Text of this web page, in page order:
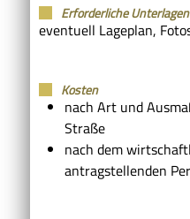
Erforderliche Unterlagen
eventuell Lageplan,
Kosten
nach Art und
Straße
nach dem
antragstellenden